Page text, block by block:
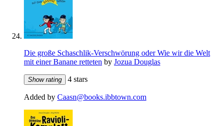
Die große Schaschlik-Verschwörung oder Wie wir die Welt
mit einer Banane retteten by Jozua Douglas
Show rating 4 stars
Added by Caasn@books.ibbtown.com